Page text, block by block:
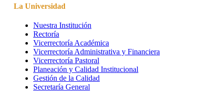
La Universidad
Nuestra Institución
Rectoría
Vicerrectoría Académica
Vicerrectoría Administrativa y Financiera
Vicerrectoría Pastoral
Planeación y Calidad Institucional
Gestión de la Calidad
Secretaría General